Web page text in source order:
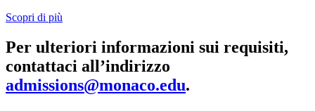
Scopri di più
Per ulteriori informazioni sui requisiti,
contattaci all’indirizzo
admissions@monaco.edu.